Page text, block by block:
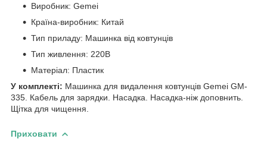
Виробник: Gemei
Країна-виробник: Китай
Тип приладу: Машинка від ковтунців
Тип живлення: 220В
Матеріал: Пластик
У комплекті: Машинка для видалення ковтунців Gemei GM-
335. Кабель для зарядки. Насадка. Насадка-ніж доповнить.
Щітка для чищення.
Приховати